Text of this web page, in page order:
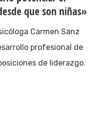
que son niñas»
Carmen Sanz
profesional de
de liderazgo.